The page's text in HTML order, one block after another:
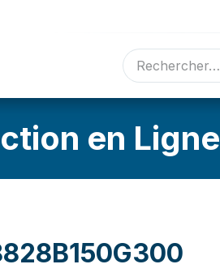
Sélection en ligne Contact
en Ligne